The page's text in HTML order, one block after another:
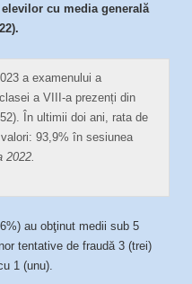
cu media generală
a examenului a
a VIII-a prezenți din
În ultimii doi ani, rata de
93,9% în sesiunea
2022.
au obţinut medii sub 5
tentative de fraudă 3 (trei)
1 (unu).